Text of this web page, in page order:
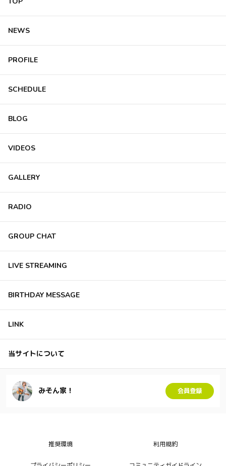
NEWS
PROFILE
SCHEDULE
BLOG
VIDEOS
GALLERY
RADIO
GROUP CHAT
LIVE STREAMING
BIRTHDAY MESSAGE
LINK
当サイトについて
みそん家！ 会員登録
推奨環境 利用規約